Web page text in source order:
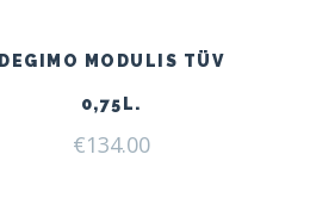
DEGIMO MODULIS TÜV
0,75L.
€134.00